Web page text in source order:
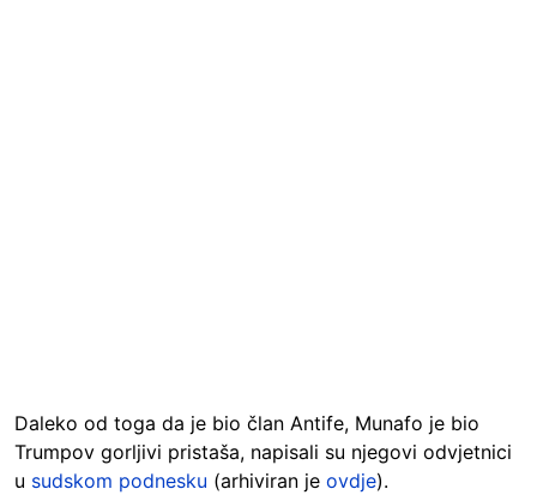
Daleko od toga da je bio član Antife, Munafo je bio
Trumpov gorljivi pristaša, napisali su njegovi odvjetnici
u sudskom podnesku (arhiviran je ovdje).